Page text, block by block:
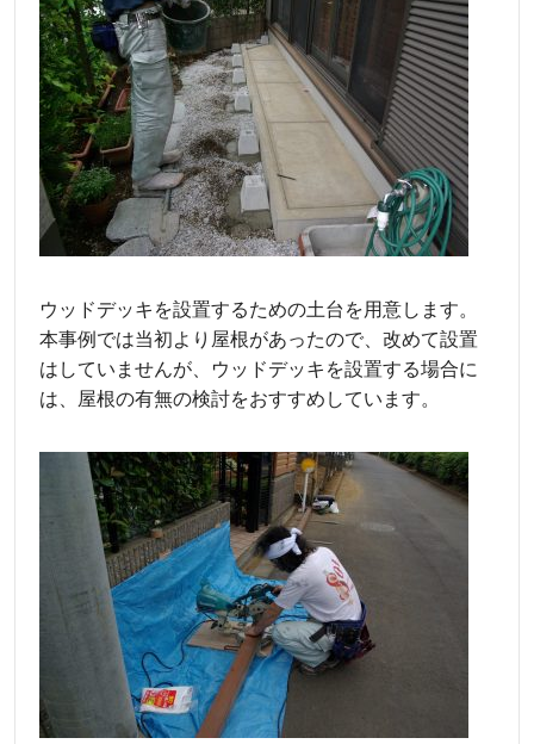
ウッドデッキを設置するための土台を用意します。
本事例では当初より屋根があったので、改めて設置
はしていませんが、ウッドデッキを設置する場合に
は、屋根の有無の検討をおすすめしています。